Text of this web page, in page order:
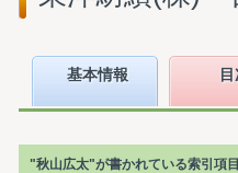
基本情報
"秋山広太"が書かれている索引項